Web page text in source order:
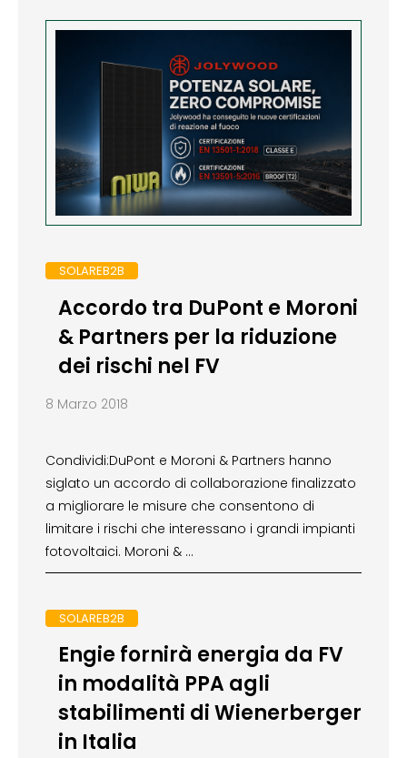
SOLAREB2B
Accordo tra DuPont e Moroni
& Partners per la riduzione
dei rischi nel FV
8 Marzo 2018
Condividi:DuPont e Moroni & Partners hanno
siglato un accordo di collaborazione finalizzato
a migliorare le misure che consentono di
limitare i rischi che interessano i grandi impianti
fotovoltaici. Moroni & …
SOLAREB2B
Engie fornirà energia da FV
in modalità PPA agli
stabilimenti di Wienerberger
in Italia